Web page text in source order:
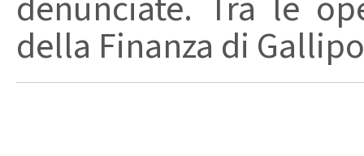
della Finanza di